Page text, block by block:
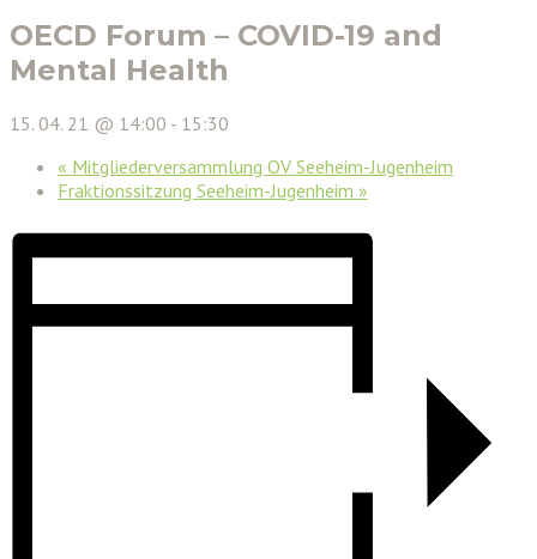
OECD Forum – COVID-19 and
Mental Health
15. 04. 21 @ 14:00 - 15:30
« Mitgliederversammlung OV Seeheim-Jugenheim
Fraktionssitzung Seeheim-Jugenheim »